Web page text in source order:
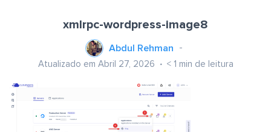
xmlrpc-wordpress-image8
Abdul Rehman
Atualizado em Abril 27, 2026 < 1 min de leitura